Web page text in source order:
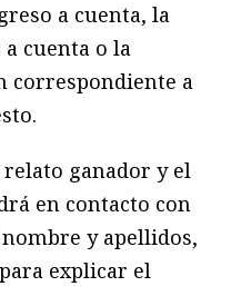
a cuenta, la
cuenta o la
correspondiente a
relato ganador y el
en contacto con
y apellidos,
explicar el